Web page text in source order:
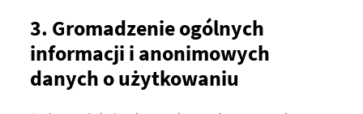
3. Gromadzenie ogólnych
informacji i anonimowych
danych o użytkowaniu